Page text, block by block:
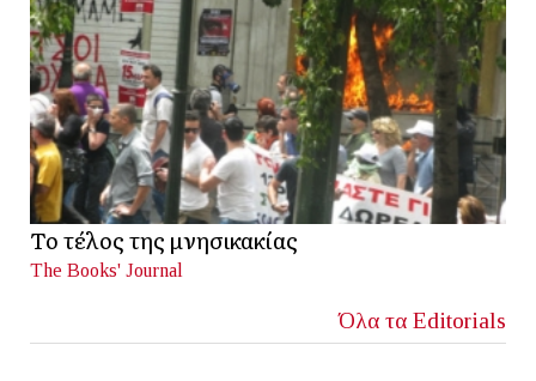
Το τέλος της μνησικακίας
The Books' Journal
Όλα τα Editorials